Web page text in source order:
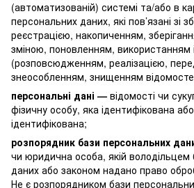
(автоматизованій) системі та/або в
персональних даних, які пов’язані зі
реєстрацією, накопиченням,
зміною, поновленням, використанням
(розповсюдженням, реалізацією,
знеособленням, знищенням
персональні дані — відомості чи
фізичну особу, яка ідентифікована
ідентифікована;
розпорядник бази персональних
чи юридична особа, якій
даних або законом надано право
Не є розпорядником бази